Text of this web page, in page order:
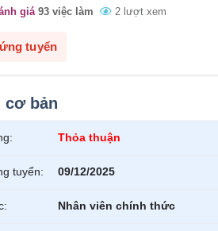
giá 93 việc làm 2 lượt xem
tuyển
cơ bản
Thỏa thuận
tuyển: 09/12/2025
Nhân viên chính thức